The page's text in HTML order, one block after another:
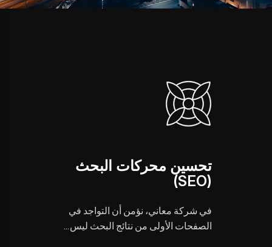
تحسين محركات البحث
(SEO)
في شركة معاني، نؤمن أن التواجد في
الصفحات الأولى من نتائج البحث ليس…